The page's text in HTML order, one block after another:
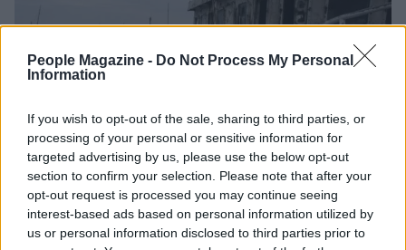
People Magazine - Do Not Process My Personal
Information
If you wish to opt-out of the sale, sharing to third parties, or
processing of your personal or sensitive information for
targeted advertising by us, please use the below opt-out
section to confirm your selection. Please note that after your
opt-out request is processed you may continue seeing
interest-based ads based on personal information utilized by
us or personal information disclosed to third parties prior to
La sfida di ResQ per riprendere le operazioni di
soccorso dopo il ciclone Harry
Cristian Castiglioni · 6 Ago 2026